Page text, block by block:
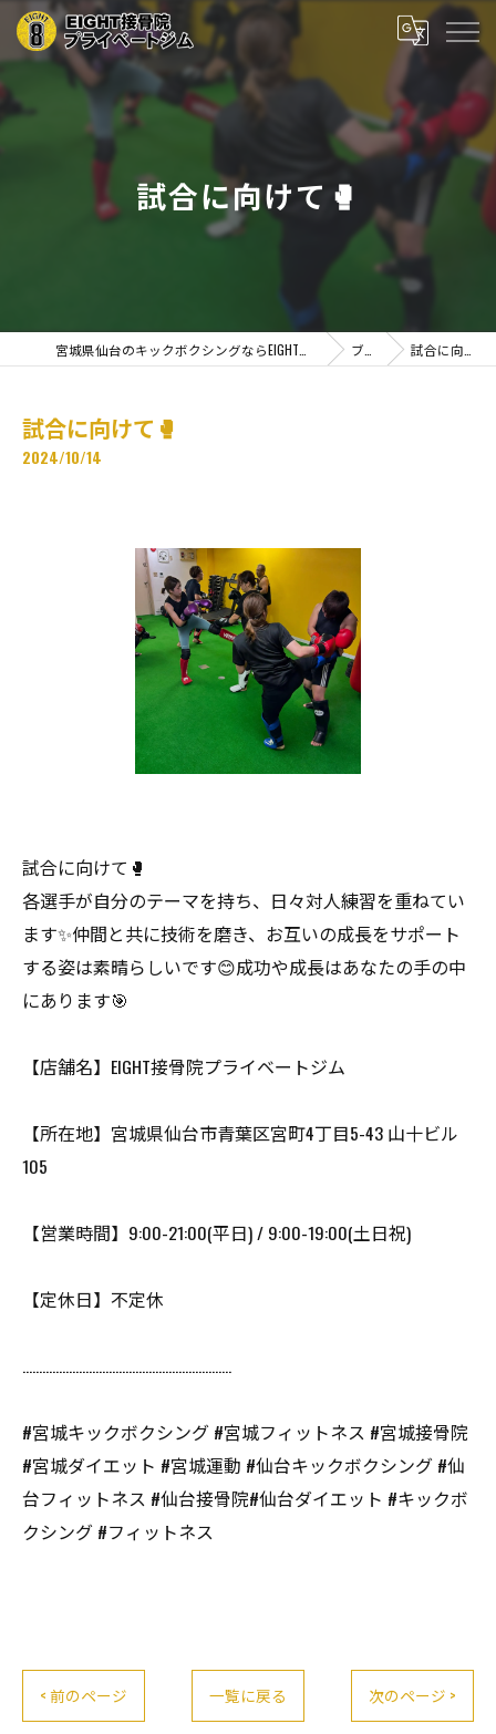
試合に向けて🥊
ブログ 試合に向けて🥊
試合に向けて🥊
2024/10/14
試合に向けて🥊
各選手が自分のテーマを持ち、日々対人練習を重ねてい
ます✨仲間と共に技術を磨き、お互いの成長をサポート
する姿は素晴らしいです😊成功や成長はあなたの手の中
にあります🎯
【店舗名】EIGHT接骨院プライベートジム
【所在地】宮城県仙台市青葉区宮町4丁目5-43 山十ビル
105
【営業時間】9:00-21:00(平日) / 9:00-19:00(土日祝)
【定休日】不定休
………………………………………………………
#宮城キックボクシング #宮城フィットネス #宮城接骨院
#宮城ダイエット #宮城運動 #仙台キックボクシング #仙
台フィットネス #仙台接骨院#仙台ダイエット #キックボ
クシング #フィットネス
< 前のページ 一覧に戻る 次のページ >